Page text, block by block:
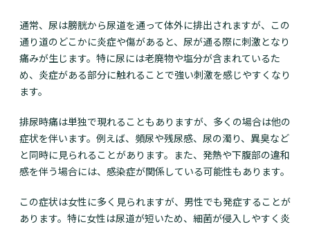
通常、尿は膀胱から尿道を通って体外に排出されますが、この
通り道のどこかに炎症や傷があると、尿が通る際に刺激となり
痛みが生じます。特に尿には老廃物や塩分が含まれているた
め、炎症がある部分に触れることで強い刺激を感じやすくなり
ます。
排尿時痛は単独で現れることもありますが、多くの場合は他の
症状を伴います。例えば、頻尿や残尿感、尿の濁り、異臭など
と同時に見られることがあります。また、発熱や下腹部の違和
感を伴う場合には、感染症が関係している可能性もあります。
この症状は女性に多く見られますが、男性でも発症することが
あります。特に女性は尿道が短いため、細菌が侵入しやすく炎